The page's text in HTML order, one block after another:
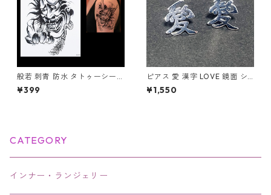
般若 刺青 防水 タトゥーシール
モノクロ TATOO 鬼 蓮 ボディ
ーシール
¥399
ピアス 愛 漢字 LOVE 鏡面 シ
ルバー ユニセック アクセサリ
ー
¥1,550
CATEGORY
インナー・ランジェリー